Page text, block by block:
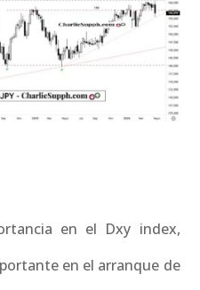
en el Dxy index,
en el arranque de